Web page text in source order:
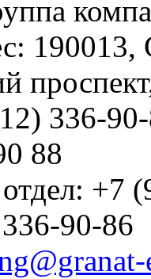
190013,
336-
88
+7
90-86